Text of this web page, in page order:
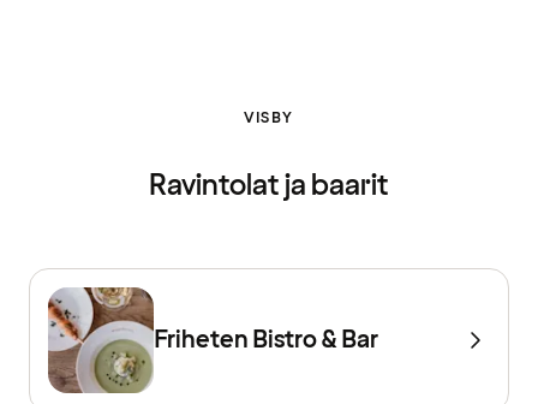
VISBY
Ravintolat ja baarit
Friheten Bistro & Bar